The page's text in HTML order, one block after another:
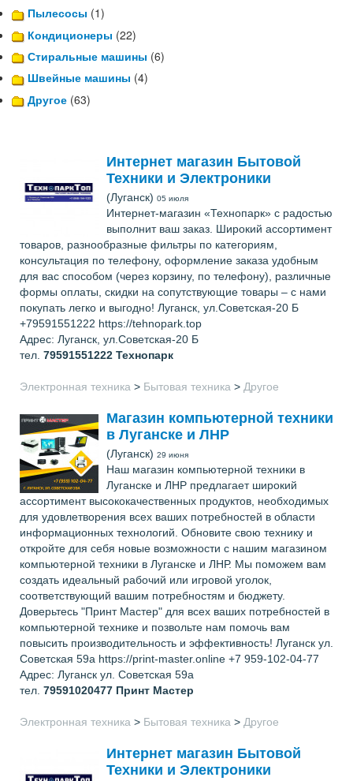
Пылесосы (1)
Кондиционеры (22)
Стиральные машины (6)
Швейные машины (4)
Другое (63)
Интернет магазин Бытовой
Техники и Электроники
(Луганск) 05 июля
Интернет-магазин «Технопарк» с радостью
выполнит ваш заказ. Широкий ассортимент
товаров, разнообразные фильтры по категориям,
консультация по телефону, оформление заказа удобным
для вас способом (через корзину, по телефону), различные
формы оплаты, скидки на сопутствующие товары – с нами
покупать легко и выгодно! Луганск, ул.Советская-20 Б
+79591551222 https://tehnopark.top
Адрес: Луганск, ул.Советская-20 Б
тел. 79591551222 Технопарк
Электронная техника > Бытовая техника > Другое
Магазин компьютерной техники
в Луганске и ЛНР
(Луганск) 29 июня
Наш магазин компьютерной техники в
Луганске и ЛНР предлагает широкий
ассортимент высококачественных продуктов, необходимых
для удовлетворения всех ваших потребностей в области
информационных технологий. Обновите свою технику и
откройте для себя новые возможности с нашим магазином
компьютерной техники в Луганске и ЛНР. Мы поможем вам
создать идеальный рабочий или игровой уголок,
соответствующий вашим потребностям и бюджету.
Доверьтесь "Принт Мастер" для всех ваших потребностей в
компьютерной технике и позвольте нам помочь вам
повысить производительность и эффективность! Луганск ул.
Советская 59а https://print-master.online +7 959-102-04-77
Адрес: Луганск ул. Советская 59а
тел. 79591020477 Принт Мастер
Электронная техника > Бытовая техника > Другое
Интернет магазин Бытовой
Техники и Электроники